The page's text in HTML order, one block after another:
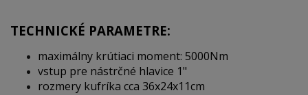
TECHNICKÉ PARAMETRE:
maximálny krútiaci moment: 5000Nm
vstup pre nástrčné hlavice 1"
rozmery kufríka cca 36x24x11cm